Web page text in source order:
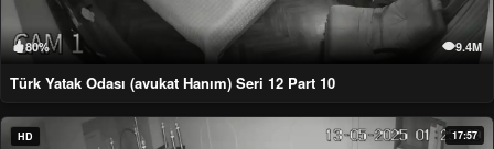
80% 9.4M
Türk Yatak Odası (avukat Hanım) Seri 12 Part 10
HD 17:57